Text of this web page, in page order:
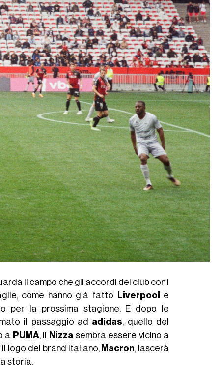
il campo che gli accordi dei club con i
come hanno già fatto
Liverpool
e
per la prossima stagione. E dopo le
il passaggio ad adidas, quello del
a PUMA, il Nizza sembra essere vicino a
il logo del brand italiano, Macron, lascerà
storia.